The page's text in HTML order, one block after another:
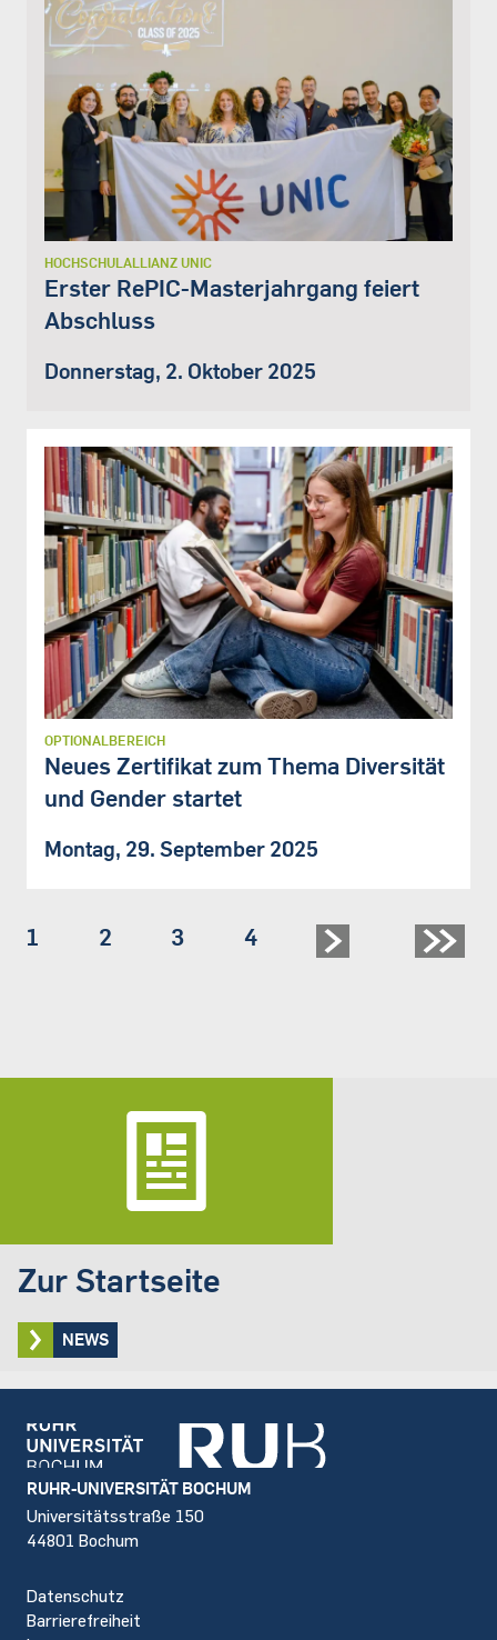
HOCHSCHULALLIANZ UNIC
Erster RePIC-Masterjahrgang feiert
Abschluss
Donnerstag, 2. Oktober 2025
OPTIONALBEREICH
Neues Zertifikat zum Thema Diversität
und Gender startet
Montag, 29. September 2025
Seite
1 Seite
2 Seite
3 Seite
4
Zur Startseite
NEWS
Footer
RUHR-UNIVERSITÄT BOCHUM
Universitätsstraße 150
44801 Bochum
Datenschutz
Barrierefreiheit